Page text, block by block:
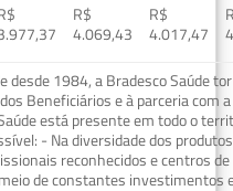
R$
4.069,43
R$
4.017,47
desde 1984, a Bradesco Saúde
Beneficiários e à parceria com
está presente em todo o
- Na diversidade dos
reconhecidos e centros
de constantes investimentos